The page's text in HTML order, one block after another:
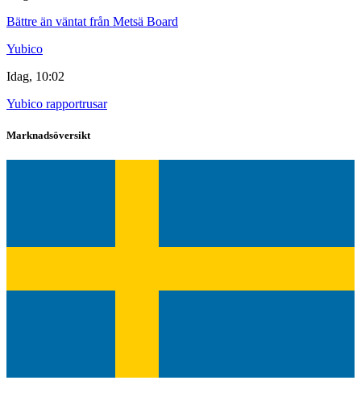
Bättre än väntat från Metsä Board
Yubico
Idag, 10:02
Yubico rapportrusar
Marknadsöversikt